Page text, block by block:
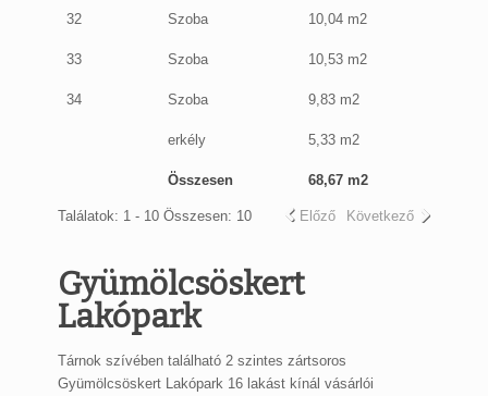
32 Szoba 10,04 m2
33 Szoba 10,53 m2
34 Szoba 9,83 m2
erkély 5,33 m2
Összesen 68,67 m2
Találatok: 1 - 10 Összesen: 10 Előző Következő
Gyümölcsöskert
Lakópark
Tárnok szívében található 2 szintes zártsoros
Gyümölcsöskert Lakópark 16 lakást kínál vásárlói